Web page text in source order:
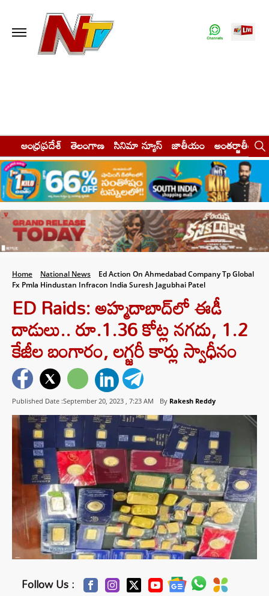
ఆంధ్రప్రదేశ్ తెలంగాణ సినిమా న్యూస్ జాతీయం అంతర్జాతీయం
Home National News
Ed Action On Ahmedabad Company Tp Global
Fx Pmla Hindustan Infracon India Suresh Jagubhai Patel
ED Raids: అహ్మదాబాద్‎లో ఈడీ
దాడులు.. రూ.1.36 కోట్ల నగదు, 1.2
కేజీల బంగారం, లగ్జరీ కార్లు స్వాధీనం
Published Date :September 20, 2023 , 7:23 AM By Rakesh Reddy
Follow Us :